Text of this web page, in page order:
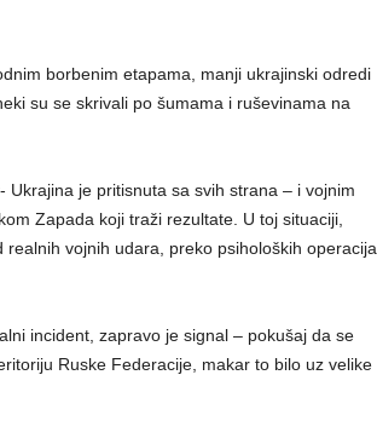
borbenim etapama, manji ukrajinski odredi
su se skrivali po šumama i ruševinama na
je pritisnuta sa svih strana – i vojnim
Zapada koji traži rezultate. U toj situaciji,
vojnih udara, preko psiholoških operacija,
incident, zapravo je signal – pokušaj da se
Ruske Federacije, makar to bilo uz velike